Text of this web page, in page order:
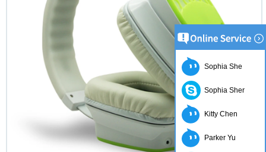
Sophia She
Sophia Sher
Kitty Chen
Parker Yu